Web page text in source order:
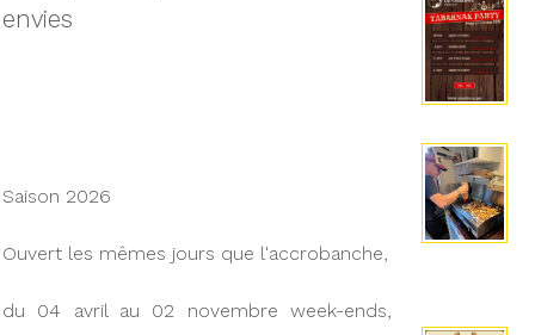
envies
Saison 2026
Ouvert les mêmes jours que l'accrobanche,
du 04 avril au 02 novembre week-ends,